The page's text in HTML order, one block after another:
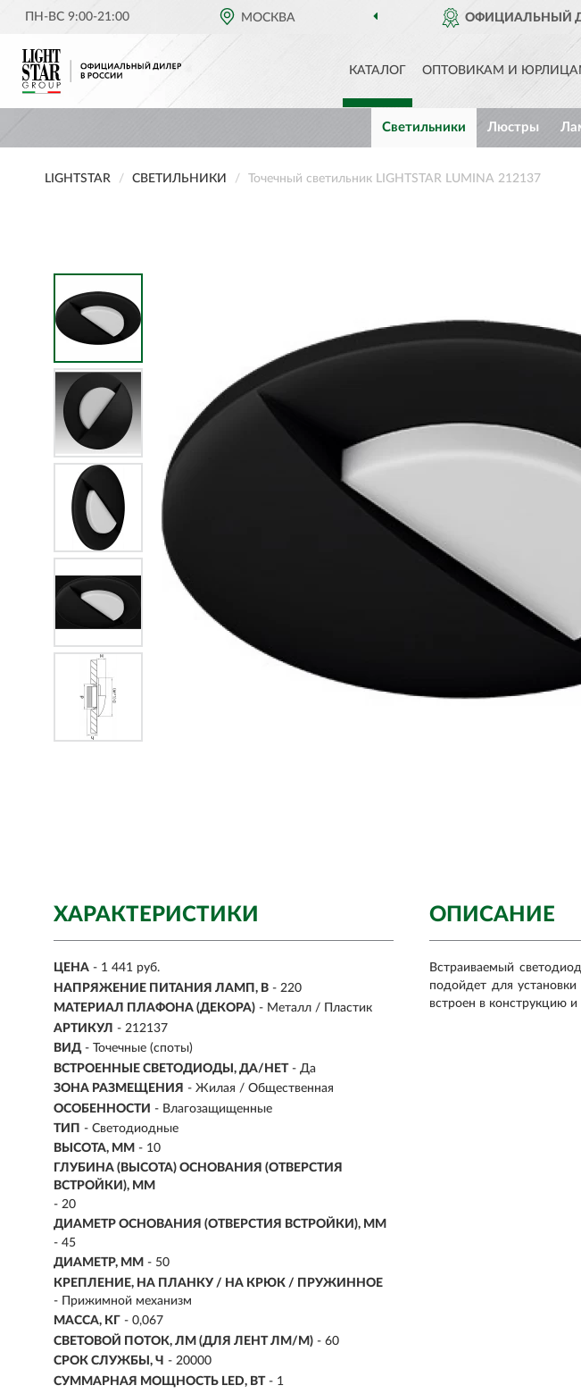
ПН-ВС 9:00-21:00 МОСКВА ОФИЦИАЛЬНЫЙ ДИЛЕР
КАТАЛОГ ОПТОВИКАМ И
Светильники Люстры
LIGHTSTAR СВЕТИЛЬНИКИ Точечный светильник LIGHTSTAR LUMINA 212137
ХАРАКТЕРИСТИКИ
ЦЕНА - 1 441 руб.
НАПРЯЖЕНИЕ ПИТАНИЯ ЛАМП, В - 220
МАТЕРИАЛ ПЛАФОНА (ДЕКОРА) - Металл / Пластик
АРТИКУЛ - 212137
ВИД - Точечные (споты)
ВСТРОЕННЫЕ СВЕТОДИОДЫ, ДА/НЕТ - Да
ЗОНА РАЗМЕЩЕНИЯ - Жилая / Общественная
ОСОБЕННОСТИ - Влагозащищенные
ТИП - Светодиодные
ВЫСОТА, ММ - 10
ГЛУБИНА (ВЫСОТА) ОСНОВАНИЯ (ОТВЕРСТИЯ
ВСТРОЙКИ), ММ
- 20
ДИАМЕТР ОСНОВАНИЯ (ОТВЕРСТИЯ ВСТРОЙКИ), ММ
- 45
ДИАМЕТР, ММ - 50
КРЕПЛЕНИЕ, НА ПЛАНКУ / НА КРЮК / ПРУЖИННОЕ
- Прижимной механизм
МАССА, КГ - 0,067
СВЕТОВОЙ ПОТОК, ЛМ (ДЛЯ ЛЕНТ ЛМ/М) - 60
СРОК СЛУЖБЫ, Ч - 20000
СУММАРНАЯ МОЩНОСТЬ LED, ВТ - 1
ОПИСАНИЕ
Встраиваемый
подойдет для
встроен в конструкцию